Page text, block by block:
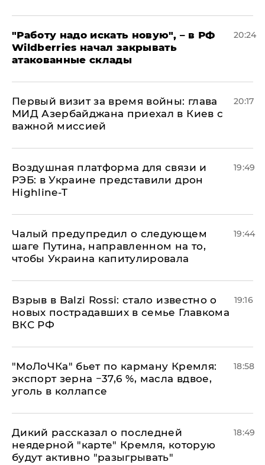
"Работу надо искать новую", – в РФ
Wildberries начал закрывать
атакованные склады
20:24
Первый визит за время войны: глава
МИД Азербайджана приехал в Киев с
важной миссией
20:17
Воздушная платформа для связи и
РЭБ: в Украине представили дрон
Highline-T
19:49
Чалый предупредил о следующем
шаге Путина, направленном на то,
чтобы Украина капитулировала
19:44
Взрыв в Balzi Rossi: стало известно о
новых пострадавших в семье Главкома
ВКС РФ
19:16
​"МоЛоЧКа" бьет по карману Кремля:
экспорт зерна −37,6 %, масла вдвое,
уголь в коллапсе
18:58
Дикий рассказал о последней
неядерной "карте" Кремля, которую
будут активно "разыгрывать"
18:49